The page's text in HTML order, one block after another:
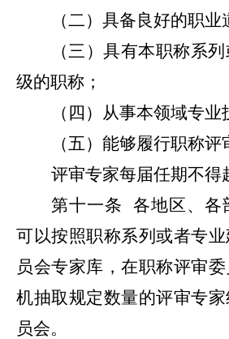
（二）具备良好的职业
（三）具有本职称系
级的职称；
（四）从事本领域专业
（五）能够履行职称评
评审专家每届任期不得
第十一条
各地区、各
可以按照职称系列或者专
员会专家库，在职称评审
机抽取规定数量的评审专
员会。